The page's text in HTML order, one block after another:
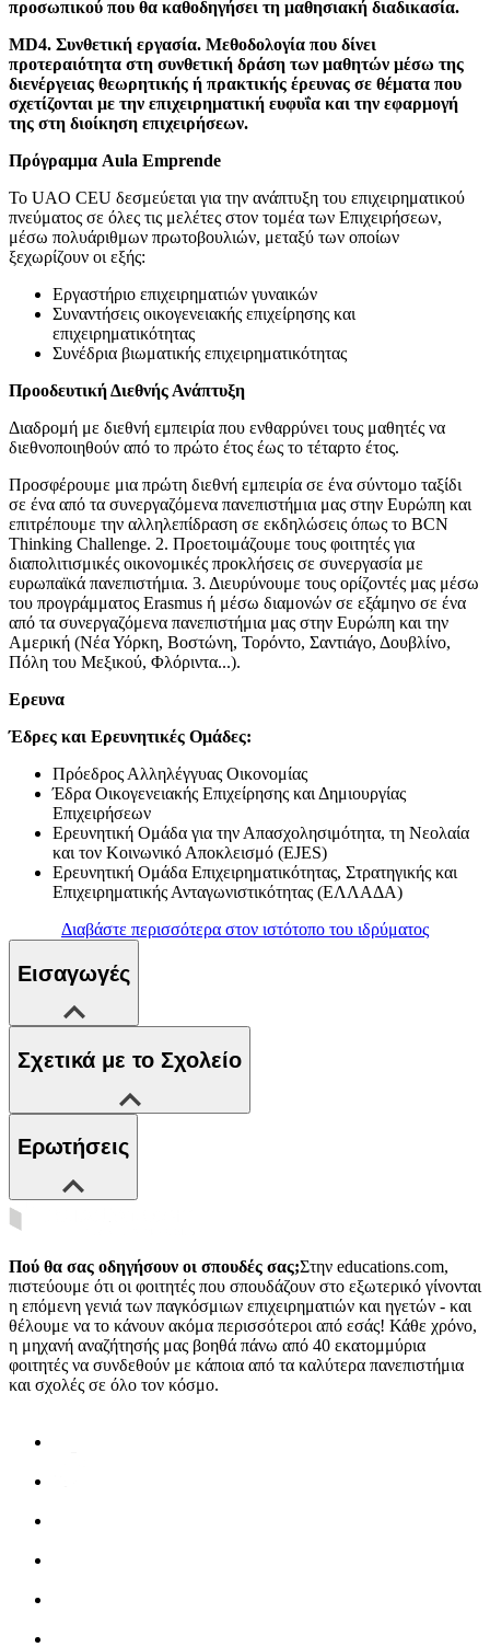
προσωπικού που θα καθοδηγήσει τη μαθησιακή διαδικασία.
MD4. Συνθετική εργασία. Μεθοδολογία που δίνει
προτεραιότητα στη συνθετική δράση των μαθητών μέσω της
διενέργειας θεωρητικής ή πρακτικής έρευνας σε θέματα που
σχετίζονται με την επιχειρηματική ευφυΐα και την εφαρμογή
της στη διοίκηση επιχειρήσεων.
Πρόγραμμα Aula Emprende
Το UAO CEU δεσμεύεται για την ανάπτυξη του επιχειρηματικού
πνεύματος σε όλες τις μελέτες στον τομέα των Επιχειρήσεων,
μέσω πολυάριθμων πρωτοβουλιών, μεταξύ των οποίων
ξεχωρίζουν οι εξής:
Εργαστήριο επιχειρηματιών γυναικών
Συναντήσεις οικογενειακής επιχείρησης και
επιχειρηματικότητας
Συνέδρια βιωματικής επιχειρηματικότητας
Προοδευτική Διεθνής Ανάπτυξη
Διαδρομή με διεθνή εμπειρία που ενθαρρύνει τους μαθητές να
διεθνοποιηθούν από το πρώτο έτος έως το τέταρτο έτος.
Προσφέρουμε μια πρώτη διεθνή εμπειρία σε ένα σύντομο ταξίδι
σε ένα από τα συνεργαζόμενα πανεπιστήμια μας στην Ευρώπη και
επιτρέπουμε την αλληλεπίδραση σε εκδηλώσεις όπως το BCN
Thinking Challenge. 2. Προετοιμάζουμε τους φοιτητές για
διαπολιτισμικές οικονομικές προκλήσεις σε συνεργασία με
ευρωπαϊκά πανεπιστήμια. 3. Διευρύνουμε τους ορίζοντές μας μέσω
του προγράμματος Erasmus ή μέσω διαμονών σε εξάμηνο σε ένα
από τα συνεργαζόμενα πανεπιστήμια μας στην Ευρώπη και την
Αμερική (Νέα Υόρκη, Βοστώνη, Τορόντο, Σαντιάγο, Δουβλίνο,
Πόλη του Μεξικού, Φλόριντα...).
Ερευνα
Έδρες και Ερευνητικές Ομάδες:
Πρόεδρος Αλληλέγγυας Οικονομίας
Έδρα Οικογενειακής Επιχείρησης και Δημιουργίας
Επιχειρήσεων
Ερευνητική Ομάδα για την Απασχολησιμότητα, τη Νεολαία
και τον Κοινωνικό Αποκλεισμό (EJES)
Ερευνητική Ομάδα Επιχειρηματικότητας, Στρατηγικής και
Επιχειρηματικής Ανταγωνιστικότητας (ΕΛΛΑΔΑ)
Διαβάστε περισσότερα στον ιστότοπο του ιδρύματος
Εισαγωγές
Σχετικά με το Σχολείο
Ερωτήσεις
Πού θα σας οδηγήσουν οι σπουδές σας;Στην educations.com,
πιστεύουμε ότι οι φοιτητές που σπουδάζουν στο εξωτερικό γίνονται
η επόμενη γενιά των παγκόσμιων επιχειρηματιών και ηγετών - και
θέλουμε να το κάνουν ακόμα περισσότεροι από εσάς! Κάθε χρόνο,
η μηχανή αναζήτησής μας βοηθά πάνω από 40 εκατομμύρια
φοιτητές να συνδεθούν με κάποια από τα καλύτερα πανεπιστήμια
και σχολές σε όλο τον κόσμο.